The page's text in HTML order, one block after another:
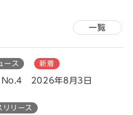
一覧
ース 新着
No.4 2026年8月3日
リリース